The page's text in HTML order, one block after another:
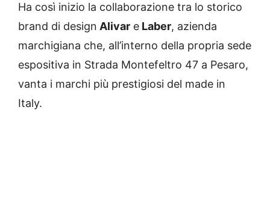
Ha così inizio la collaborazione tra lo storico
brand di design Alivar e Laber, azienda
marchigiana che, all’interno della propria sede
espositiva in Strada Montefeltro 47 a Pesaro,
vanta i marchi più prestigiosi del made in
Italy.